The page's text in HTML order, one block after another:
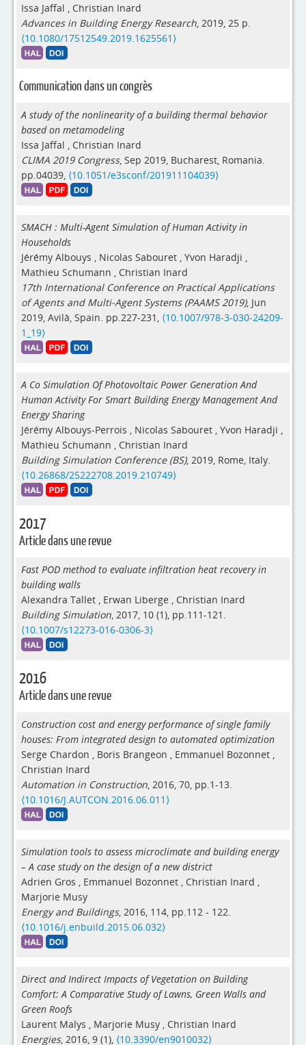
Issa Jaffal , Christian Inard
Advances in Building Energy Research, 2019, 25 p.
⟨10.1080/17512549.2019.1625561⟩
Communication dans un congrès
A study of the nonlinearity of a building thermal behavior
based on metamodeling
Issa Jaffal , Christian Inard
CLIMA 2019 Congress, Sep 2019, Bucharest, Romania.
pp.04039, ⟨10.1051/e3sconf/201911104039⟩
SMACH : Multi-Agent Simulation of Human Activity in
Households
Jérémy Albouys , Nicolas Sabouret , Yvon Haradji ,
Mathieu Schumann , Christian Inard
17th International Conference on Practical Applications
of Agents and Multi-Agent Systems (PAAMS 2019), Jun
2019, Avilà, Spain. pp.227-231, ⟨10.1007/978-3-030-24209-
1_19⟩
A Co Simulation Of Photovoltaic Power Generation And
Human Activity For Smart Building Energy Management And
Energy Sharing
Jérémy Albouys-Perrois , Nicolas Sabouret , Yvon Haradji ,
Mathieu Schumann , Christian Inard
Building Simulation Conference (BS), 2019, Rome, Italy.
⟨10.26868/25222708.2019.210749⟩
2017
Article dans une revue
Fast POD method to evaluate infiltration heat recovery in
building walls
Alexandra Tallet , Erwan Liberge , Christian Inard
Building Simulation, 2017, 10 (1), pp.111-121.
⟨10.1007/s12273-016-0306-3⟩
2016
Article dans une revue
Construction cost and energy performance of single family
houses: From integrated design to automated optimization
Serge Chardon , Boris Brangeon , Emmanuel Bozonnet ,
Christian Inard
Automation in Construction, 2016, 70, pp.1-13.
⟨10.1016/J.AUTCON.2016.06.011⟩
Simulation tools to assess microclimate and building energy
– A case study on the design of a new district
Adrien Gros , Emmanuel Bozonnet , Christian Inard ,
Marjorie Musy
Energy and Buildings, 2016, 114, pp.112 - 122.
⟨10.1016/j.enbuild.2015.06.032⟩
Direct and Indirect Impacts of Vegetation on Building
Comfort: A Comparative Study of Lawns, Green Walls and
Green Roofs
Laurent Malys , Marjorie Musy , Christian Inard
Energies, 2016, 9 (1), ⟨10.3390/en9010032⟩